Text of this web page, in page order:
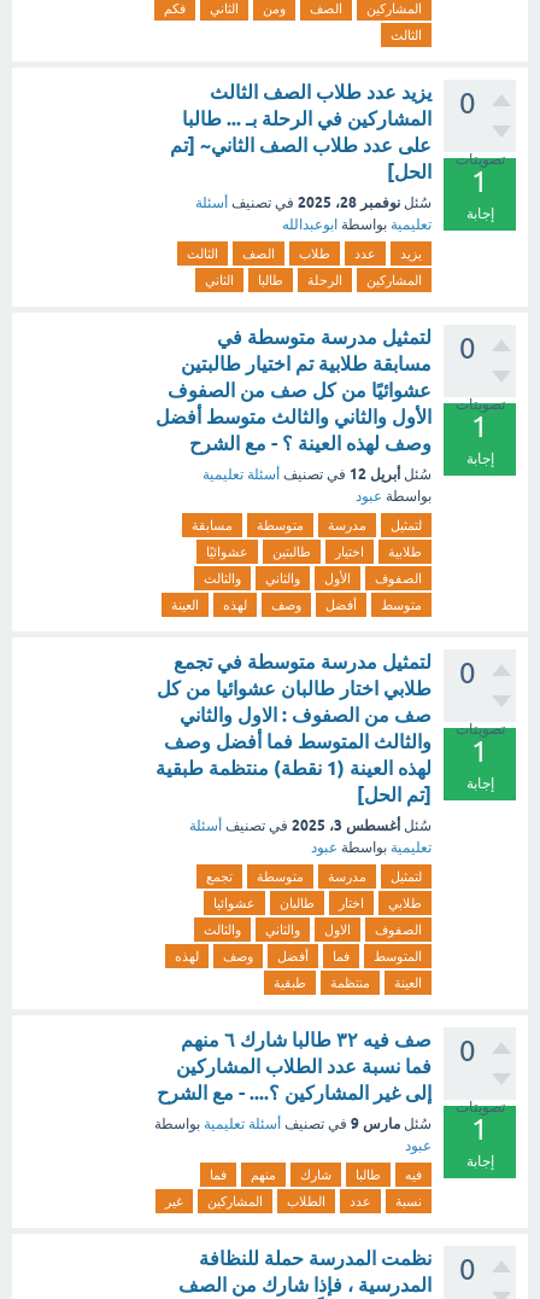
المشاركين
الصف ومن الثاني
فكم
الثالث
0
تصويتات
1
إجابة
يزيد عدد طلاب الصف الثالث
المشاركين في الرحلة بـ ... طالبا
على عدد طلاب الصف الثاني~ [تم
الحل]
سُئل نوفمبر 28، 2025 في تصنيف أسئلة
تعليمية بواسطة ابوعبدالله
يزيد عدد طلاب الصف
الثالث
المشاركين
الرحلة طالبا الثاني
0
تصويتات
1
إجابة
لتمثيل مدرسة متوسطة في
مسابقة طلابية تم اختيار طالبتين
عشوائيًا من كل صف من الصفوف
الأول والثاني والثالث متوسط أفضل
وصف لهذه العينة ؟ - مع الشرح
سُئل أبريل 12 في تصنيف أسئلة تعليمية
بواسطة عبود
لتمثيل مدرسة متوسطة
مسابقة
طلابية
اختيار طالبتين
عشوائيًا
الصفوف
الأول والثاني
والثالث
متوسط
أفضل وصف لهذه العينة
0
تصويتات
1
إجابة
لتمثيل مدرسة متوسطة في تجمع
طلابي اختار طالبان عشوائيا من كل
صف من الصفوف : الاول والثاني
والثالث المتوسط فما أفضل وصف
لهذه العينة (1 نقطة) منتظمة طبقية
[تم الحل]
سُئل أغسطس 3، 2025 في تصنيف أسئلة
تعليمية بواسطة عبود
لتمثيل مدرسة متوسطة
تجمع
طلابي
اختار طالبان
عشوائيا
الصفوف
الاول والثاني
والثالث
المتوسط
فما أفضل وصف
لهذه
العينة
منتظمة طبقية
0
تصويتات
1
إجابة
صف فيه ٣٢ طالبا شارك ٦ منهم
فما نسبة عدد الطلاب المشاركين
إلى غير المشاركين ؟.... - مع الشرح
سُئل مارس 9 في تصنيف أسئلة تعليمية بواسطة
عبود
فيه طالبا شارك منهم
فما
نسبة
عدد الطلاب المشاركين غير
0
نظمت المدرسة حملة للنظافة
المدرسية ، فإذا شارك من الصف